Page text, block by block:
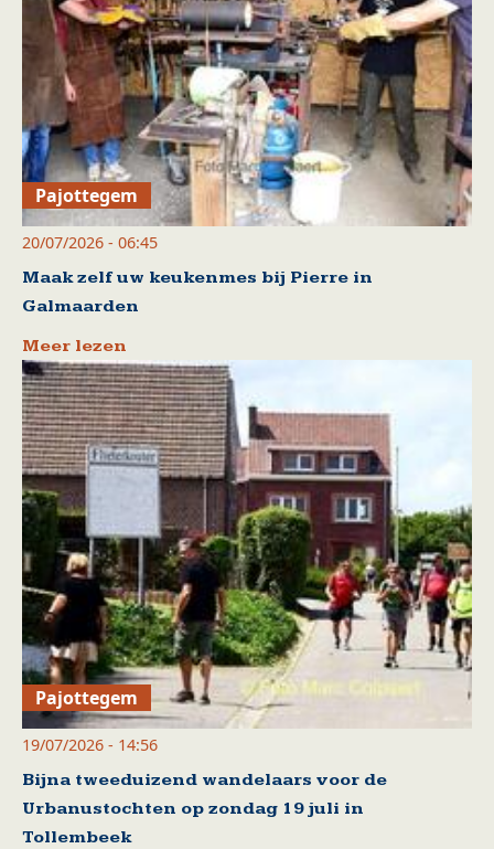
Pajottegem
20/07/2026 - 06:45
Maak zelf uw keukenmes bij Pierre in
Galmaarden
Meer lezen
Pajottegem
19/07/2026 - 14:56
Bijna tweeduizend wandelaars voor de
Urbanustochten op zondag 19 juli in
Tollembeek